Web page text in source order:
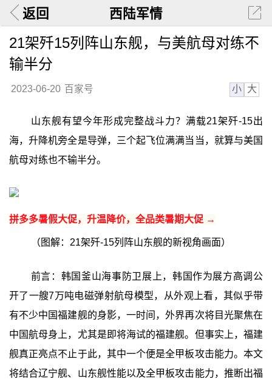
返回 西陆军情
21架歼15列阵山东舰，与美航母对练不
输半分
2023-06-20 百家号 小 大
山东舰有望今年形成完整战斗力？满载21架歼-15出
海，升降机旁全是导弹，三个起飞位满满当当，就算与美国
航母对练也不输半分。
拼多多暑假大促，升温降价，全品类暑期大促 →
（图解：21架歼-15列阵山东舰的新视角画面）
前言：韩国釜山海事防卫展上，韩国作为展方高调公
开了一艘7万吨电磁弹射航母模型，从外观上看，其似乎带
有不少中国福建舰的身影，一时间，外界再次将目光聚焦在
中国航母身上，尤其是即将海试的福建舰。但事实上，福建
舰真正亮点不止于此，其中一个便是全甲板攻击能力。本文
将结合辽宁舰、山东舰性能以及全甲板攻击能力，推断出福